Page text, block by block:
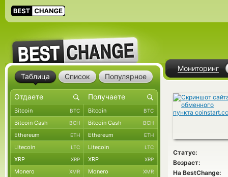
Мониторинг
Статус:
Возраст:
На BestChange:
Таблица Список Популярное
Bitcoin BTC Bitcoin BTC
Bitcoin Cash BCH Bitcoin Cash BCH
Ethereum ETH Ethereum ETH
Litecoin LTC Litecoin LTC
XRP XRP XRP XRP
Monero XMR Monero XMR